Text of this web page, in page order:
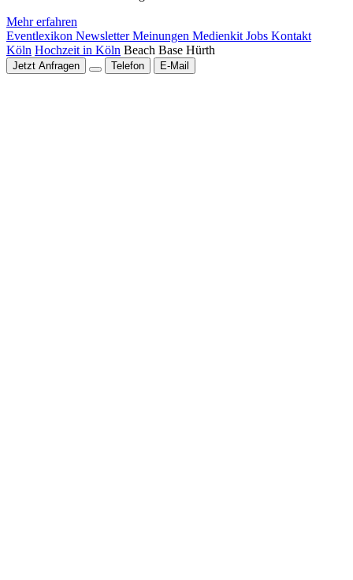
Mehr erfahren
Eventlexikon NewsletterMeinungen Medienkit Jobs Kontakt
Köln Hochzeit in Köln Beach Base Hürth
Jetzt Anfragen Telefon E-Mail